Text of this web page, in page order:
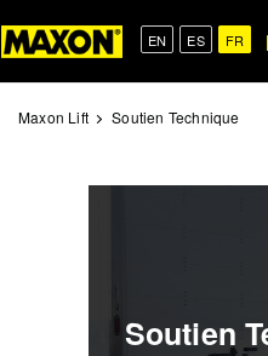
to
EN ES FR
Maxon Lift Soutien Technique
Soutien